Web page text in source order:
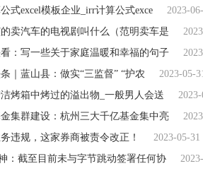
式excel模板企业_irr计算公式exce
2023-
卖汽车的电视剧叫什么（范明卖车是
：写一些关于家庭温暖和幸福的句子
｜蓝山县：做实“三监督” “护农
2023-05-
烤箱中烤过的溢出物_一般男人会送
集群建设：杭州三大千亿基金集中亮
违规，这家券商被责令改正！
2023-05-31
：截至目前未与字节跳动签署任何协